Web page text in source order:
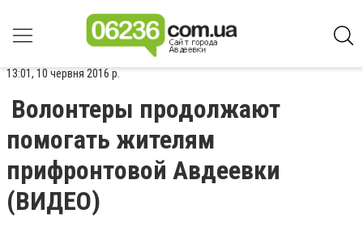
13:01, 10 червня 2016 р.
Волонтеры продолжают
помогать жителям
прифронтовой Авдеевки
(ВИДЕО)